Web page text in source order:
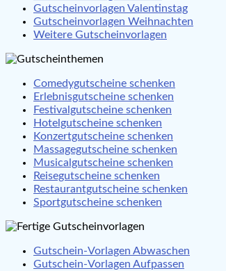
Gutscheinvorlagen Valentinstag
Gutscheinvorlagen Weihnachten
Weitere Gutscheinvorlagen
Comedygutscheine schenken
Erlebnisgutscheine schenken
Festivalgutscheine schenken
Hotelgutscheine schenken
Konzertgutscheine schenken
Massagegutscheine schenken
Musicalgutscheine schenken
Reisegutscheine schenken
Restaurantgutscheine schenken
Sportgutscheine schenken
Gutschein-Vorlagen Abwaschen
Gutschein-Vorlagen Aufpassen